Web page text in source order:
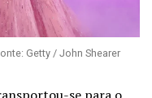
Getty / John Shearer